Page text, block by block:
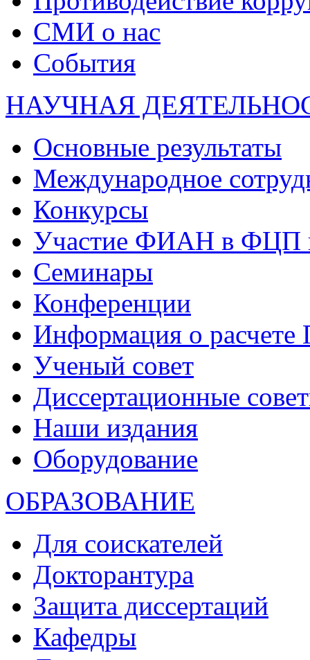
СМИ о нас
События
НАУЧНАЯ
Основные результаты
Международное
Конкурсы
Участие ФИАН в ФЦП
Семинары
Конференции
Информация о
Ученый совет
Диссертационные
Наши издания
Оборудование
ОБРАЗОВАНИЕ
Для соискателей
Докторантура
Защита диссертаций
Кафедры